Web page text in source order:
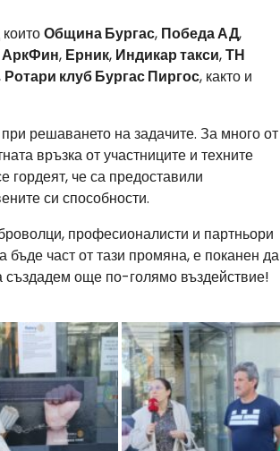
коитоОбщина Бургас, Победа АД,
АркФин, Ерник, Индикар такси,ТН
Ротари клуб Бургас Пиргос, както и
решаването на задачите. За много от
връзка от участниците и техните
гордеят, че са предоставили
си способности.
професионалисти и партньори
част от тази промяна, е поканен да
още по-голямо въздействие!